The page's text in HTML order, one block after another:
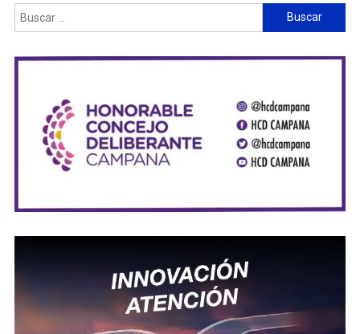
Buscar: